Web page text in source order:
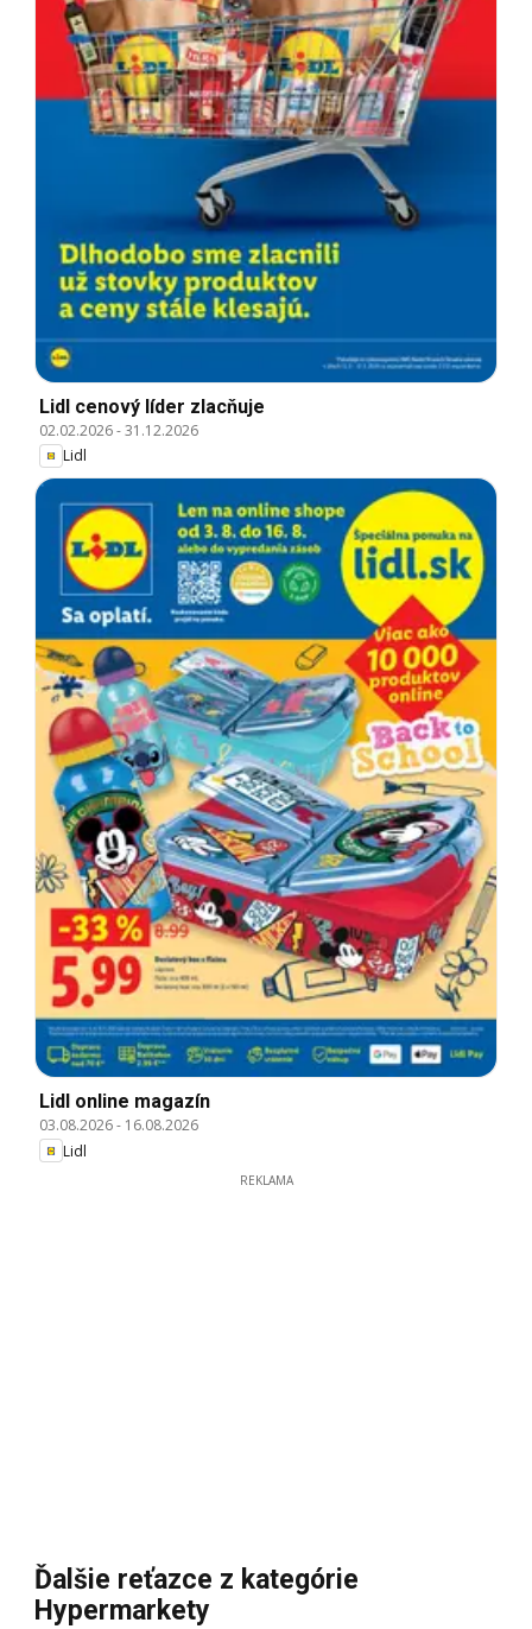
Lidl cenový líder zlacňuje
02.02.2026-31.12.2026
Lidl
Lidl online magazín
03.08.2026- 16.08.2026
Lidl
REKLAMA
Ďalšie reťazce z kategórie
Hypermarkety